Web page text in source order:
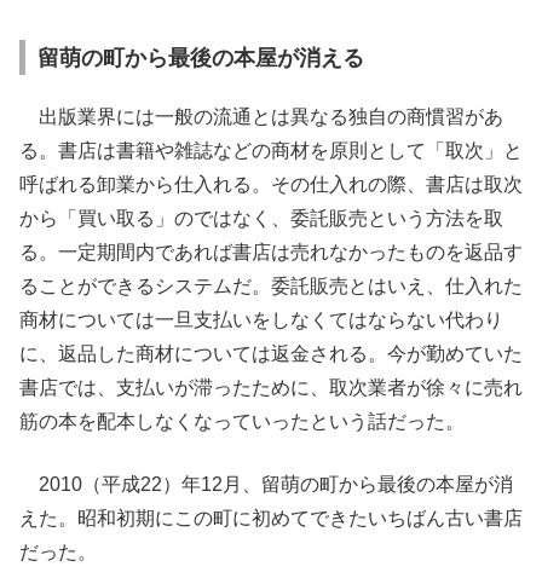
留萌の町から最後の本屋が消える
出版業界には一般の流通とは異なる独自の商慣習があ
る。書店は書籍や雑誌などの商材を原則として「取次」と
呼ばれる卸業から仕入れる。その仕入れの際、書店は取次
から「買い取る」のではなく、委託販売という方法を取
る。一定期間内であれば書店は売れなかったものを返品す
ることができるシステムだ。委託販売とはいえ、仕入れた
商材については一旦支払いをしなくてはならない代わり
に、返品した商材については返金される。今が勤めていた
書店では、支払いが滞ったために、取次業者が徐々に売れ
筋の本を配本しなくなっていったという話だった。
2010（平成22）年12月、留萌の町から最後の本屋が消
えた。昭和初期にこの町に初めてできたいちばん古い書店
だった。